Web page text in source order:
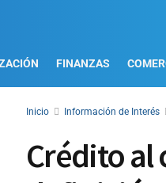
FINANZAS
Inicio Información de Interés
Crédito al